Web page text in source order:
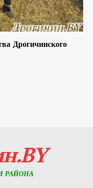
Дрогичинского
РАЙОНА